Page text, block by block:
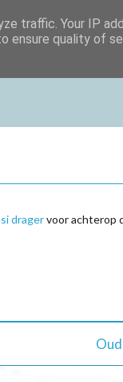
dragervoor achterop
traffic. Your IP
ensure quality of